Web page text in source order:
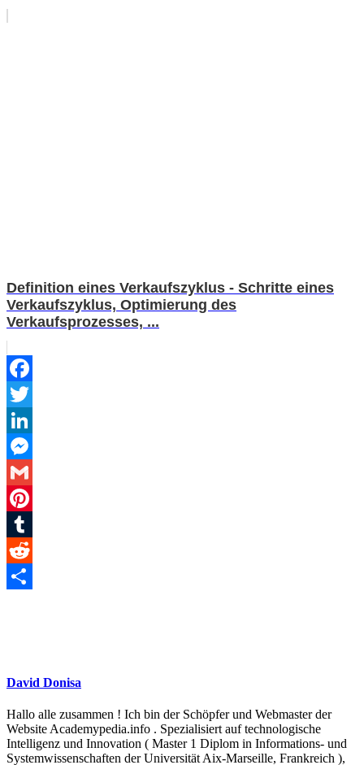
Definition eines Verkaufszyklus - Schritte eines
Verkaufszyklus, Optimierung des
Verkaufsprozesses, ...
Facebook
Twitter
LinkedIn
Messenger
Gmail
Pinterest
Tumblr
Reddit
David Donisa
Hallo alle zusammen ! Ich bin der Schöpfer und Webmaster der
Website Academypedia.info . Spezialisiert auf technologische
Intelligenz und Innovation ( Master 1 Diplom in Informations- und
Systemwissenschaften der Universität Aix-Marseille, Frankreich ),